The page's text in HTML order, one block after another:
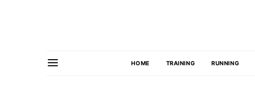
HOME TRAINING RUNNING